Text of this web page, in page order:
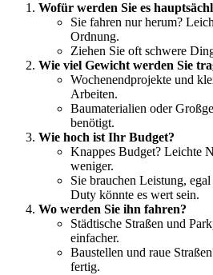
Wofür werden Sie es
Sie fahren nur herum?
Ordnung.
Ziehen Sie oft schwere
Wie viel Gewicht werden Sie
Wochenendprojekte und
Arbeiten.
Baumaterialien oder
benötigt.
Wie hoch ist Ihr Budget?
Knappes Budget? Leichte
weniger.
Sie brauchen Leistung,
Duty könnte es wert sein.
Wo werden Sie ihn fahren?
Städtische Straßen und
einfacher.
Baustellen und raue
fertig.